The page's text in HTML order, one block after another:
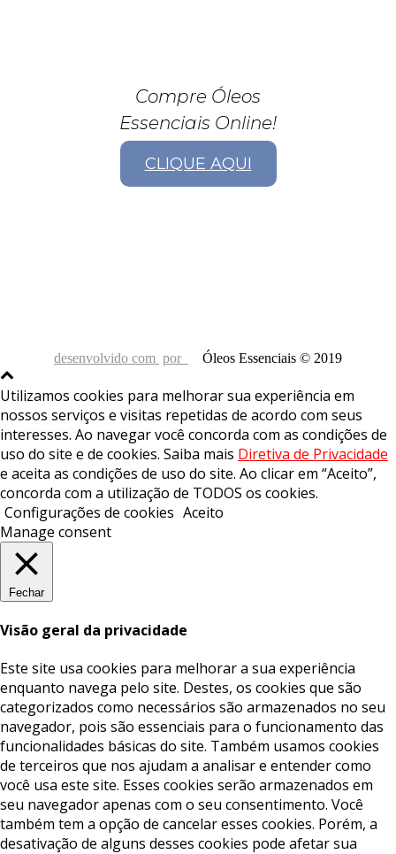
Compre Óleos
Essenciais Online!
CLIQUE AQUI
desenvolvido com por Óleos Essenciais © 2019
Utilizamos cookies para melhorar sua experiência em
nossos serviços e visitas repetidas de acordo com seus
interesses. Ao navegar você concorda com as condições de
uso do site e de cookies. Saiba mais Diretiva de Privacidade
e aceita as condições de uso do site. Ao clicar em “Aceito”,
concorda com a utilização de TODOS os cookies.
Configurações de cookies Aceito
Manage consent
Fechar
Visão geral da privacidade
Este site usa cookies para melhorar a sua experiência
enquanto navega pelo site. Destes, os cookies que são
categorizados como necessários são armazenados no seu
navegador, pois são essenciais para o funcionamento das
funcionalidades básicas do site. Também usamos cookies
de terceiros que nos ajudam a analisar e entender como
você usa este site. Esses cookies serão armazenados em
seu navegador apenas com o seu consentimento. Você
também tem a opção de cancelar esses cookies. Porém, a
desativação de alguns desses cookies pode afetar sua